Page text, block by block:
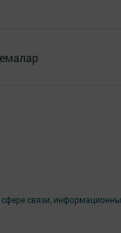
связи,